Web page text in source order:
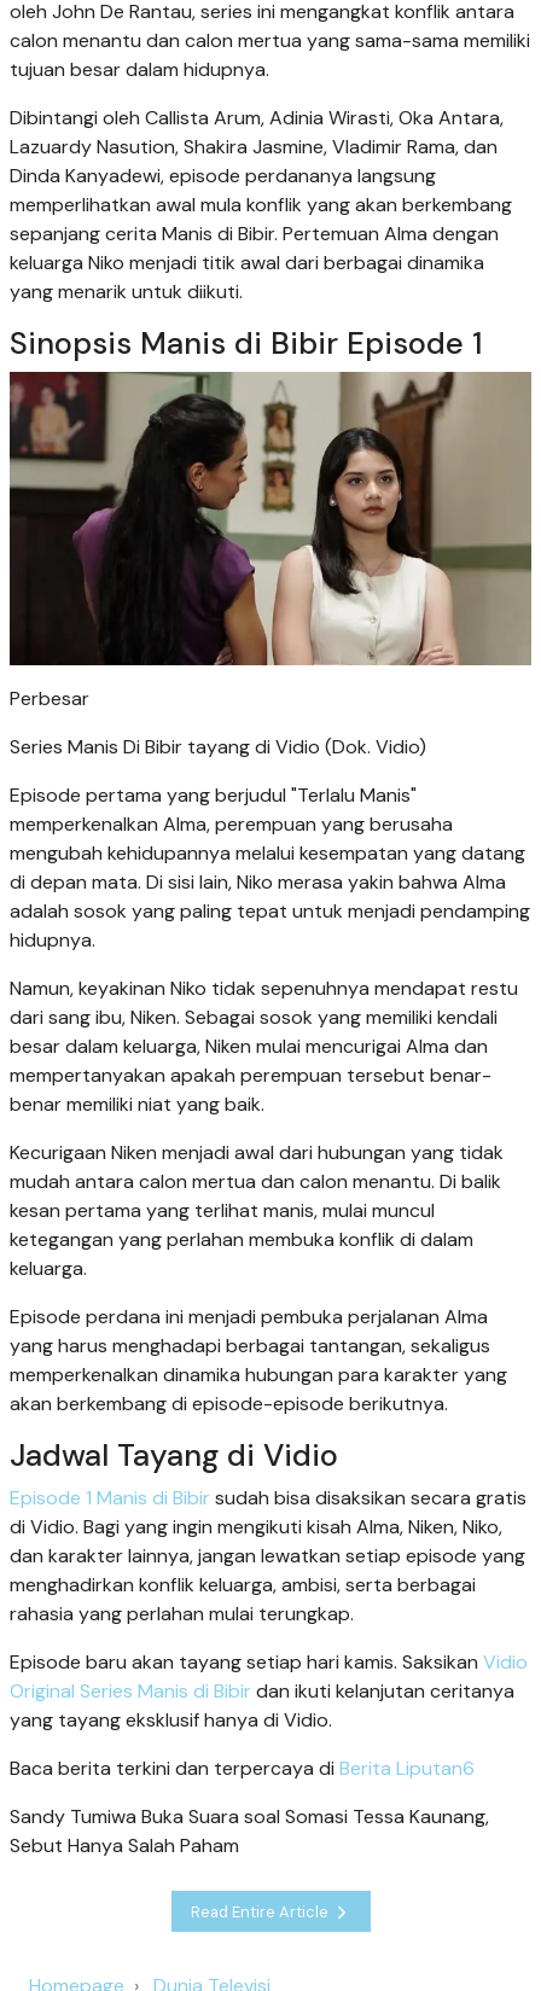
oleh John De Rantau, series ini mengangkat konflik antara
calon menantu dan calon mertua yang sama-sama memiliki
tujuan besar dalam hidupnya.
Dibintangi oleh Callista Arum, Adinia Wirasti, Oka Antara,
Lazuardy Nasution, Shakira Jasmine, Vladimir Rama, dan
Dinda Kanyadewi, episode perdananya langsung
memperlihatkan awal mula konflik yang akan berkembang
sepanjang cerita Manis di Bibir. Pertemuan Alma dengan
keluarga Niko menjadi titik awal dari berbagai dinamika
yang menarik untuk diikuti.
Sinopsis Manis di Bibir Episode 1
Perbesar
Series Manis Di Bibir tayang di Vidio (Dok. Vidio)
Episode pertama yang berjudul "Terlalu Manis"
memperkenalkan Alma, perempuan yang berusaha
mengubah kehidupannya melalui kesempatan yang datang
di depan mata. Di sisi lain, Niko merasa yakin bahwa Alma
adalah sosok yang paling tepat untuk menjadi pendamping
hidupnya.
Namun, keyakinan Niko tidak sepenuhnya mendapat restu
dari sang ibu, Niken. Sebagai sosok yang memiliki kendali
besar dalam keluarga, Niken mulai mencurigai Alma dan
mempertanyakan apakah perempuan tersebut benar-
benar memiliki niat yang baik.
Kecurigaan Niken menjadi awal dari hubungan yang tidak
mudah antara calon mertua dan calon menantu. Di balik
kesan pertama yang terlihat manis, mulai muncul
ketegangan yang perlahan membuka konflik di dalam
keluarga.
Episode perdana ini menjadi pembuka perjalanan Alma
yang harus menghadapi berbagai tantangan, sekaligus
memperkenalkan dinamika hubungan para karakter yang
akan berkembang di episode-episode berikutnya.
Jadwal Tayang di Vidio
Episode 1 Manis di Bibirsudah bisa disaksikan secara gratis
di Vidio. Bagi yang ingin mengikuti kisah Alma, Niken, Niko,
dan karakter lainnya, jangan lewatkan setiap episode yang
menghadirkan konflik keluarga, ambisi, serta berbagai
rahasia yang perlahan mulai terungkap.
Episode baru akan tayang setiap hari kamis. Saksikan Vidio
Original Series Manis di Bibirdan ikuti kelanjutan ceritanya
yang tayang eksklusif hanya di Vidio.
Baca berita terkini dan terpercaya di Berita Liputan6
Sandy Tumiwa Buka Suara soal Somasi Tessa Kaunang,
Sebut Hanya Salah Paham
Read Entire Article
Homepage Dunia Televisi